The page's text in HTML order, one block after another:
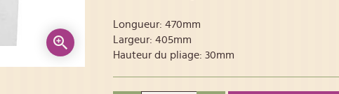
Longueur: 470mm
Largeur: 405mm
Hauteur du pliage: 30mm